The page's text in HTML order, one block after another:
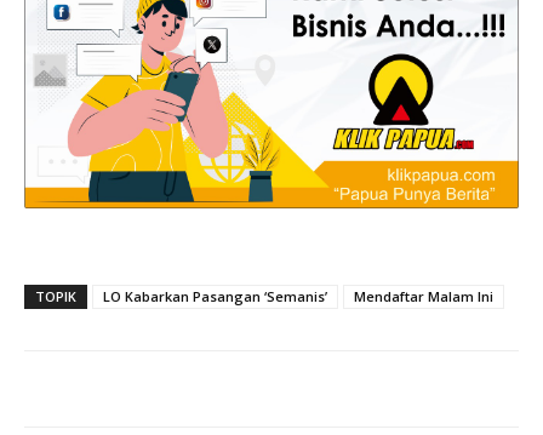
TOPIK LO Kabarkan Pasangan ‘Semanis’ Mendaftar Malam Ini